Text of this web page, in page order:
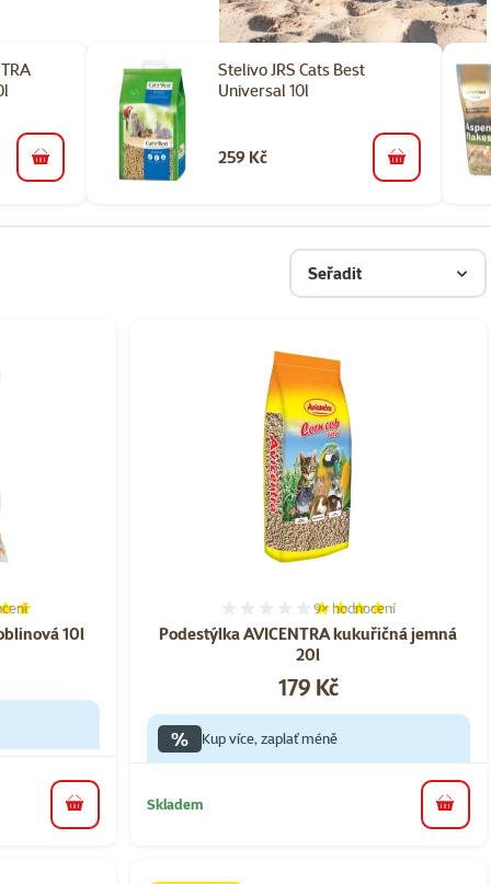
do košíku
Stelivo JRS Cats Best
Universal 10l
259 Kč do košíku
Seřadit
10l
98%, počet hodnocení: 13
do košíku
Podestýlka AVICENTRA kukuřičná jemná
20l
Hodnocení 84%, počet
9× hodnocení
Cena
179 Kč
% Kup více, zaplať méně
Skladem do